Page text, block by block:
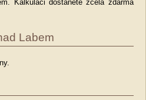
Kalkulaci dostanete zcela zdarma
Labem